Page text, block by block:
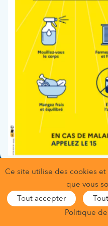
Fonction :Gynécologue-
Service(s) :Maternité et
Consultations externes
préparation à la naissance
Gestion des
Conditions générales
Gestion des cookies
Ce site utilise des cookies
que vous
Tout accepter
Politique